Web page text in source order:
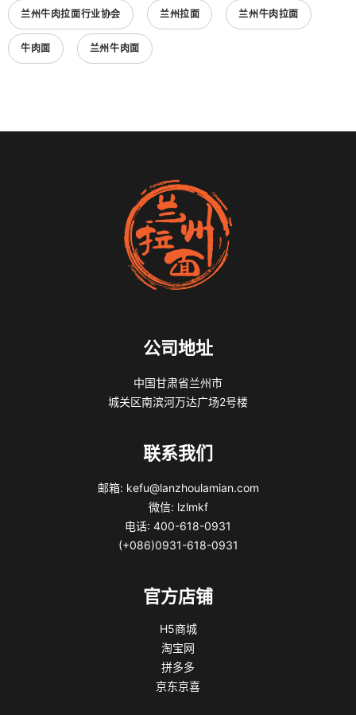
兰州牛肉拉面行业协会 兰州拉面 兰州牛肉拉面
牛肉面 兰州牛肉面
公司地址
中国甘肃省兰州市
城关区南滨河万达广场2号楼
联系我们
邮箱: kefu@lanzhoulamian.com
微信: lzlmkf
电话: 400-618-0931
(+086)0931-618-0931
官方店铺
H5商城
淘宝网
拼多多
京东京喜